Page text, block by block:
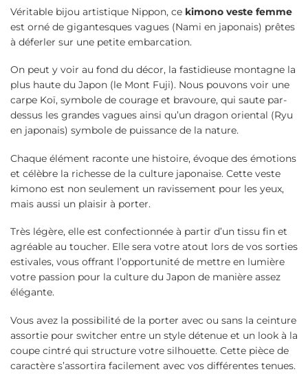
Véritable bijou artistique Nippon, ce kimono veste femme
est orné de gigantesques vagues (Nami en japonais) prêtes
à déferler sur une petite embarcation.
On peut y voir au fond du décor, la fastidieuse montagne la
plus haute du Japon (le Mont Fuji). Nous pouvons voir une
carpe Koï, symbole de courage et bravoure, qui saute par-
dessus les grandes vagues ainsi qu’un dragon oriental (Ryu
en japonais) symbole de puissance de la nature.
Chaque élément raconte une histoire, évoque des émotions
et célèbre la richesse de la culture japonaise. Cette veste
kimono est non seulement un ravissement pour les yeux,
mais aussi un plaisir à porter.
Très légère, elle est confectionnée à partir d’un tissu fin et
agréable au toucher. Elle sera votre atout lors de vos sorties
estivales, vous offrant l’opportunité de mettre en lumière
votre passion pour la culture du Japon de manière assez
élégante.
Vous avez la possibilité de la porter avec ou sans la ceinture
assortie pour switcher entre un style détenue et un look à la
coupe cintré qui structure votre silhouette. Cette pièce de
caractère s’assortira facilement avec vos différentes tenues.